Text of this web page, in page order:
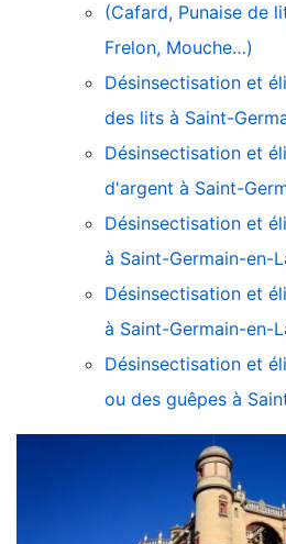
(Cafard, Punaise de
Frelon, Mouche…)
Désinsectisation et
des lits à Saint-
Désinsectisation et
d'argent à Saint-
Désinsectisation et
à Saint-Germain-en-
Désinsectisation et
à Saint-Germain-en-
Désinsectisation et
ou des guêpes à